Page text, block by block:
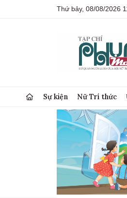
Thứ bảy, 08/08/2026
Sự kiện Nữ Trí thức